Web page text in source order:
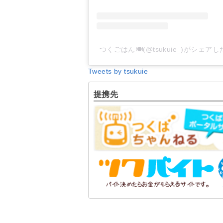
つくごはん🍽(@tsukuie_)がシェアし
Tweets by tsukuie
提携先